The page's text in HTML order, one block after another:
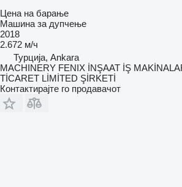
Цена на барање
Машина за дупчење
2018
2.672 м/ч
Турција, Ankara
MACHINERY FENIX İNŞAAT İŞ
TİCARET LİMİTED ŞİRKETİ
Контактирајте го продавачот